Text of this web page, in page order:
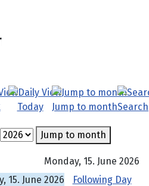
Today Jump to monthSearch
Jump to month
Monday, 15. June 2026
15. June 2026
Following Day